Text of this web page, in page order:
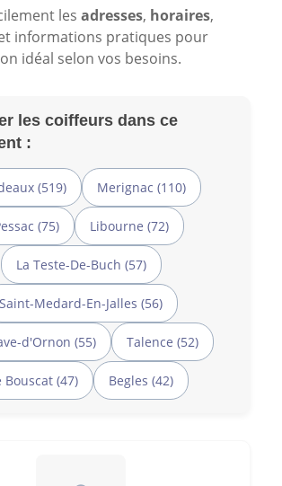
les adresses, horaires,
informations pratiques pour
idéal selon vos besoins.
les coiffeurs dans ce
:
(519) Merignac (110)
(75) Libourne (72)
La Teste-De-Buch (57)
Saint-Medard-En-Jalles (56)
d'Ornon (55) Talence (52)
Bouscat (47) Begles (42)